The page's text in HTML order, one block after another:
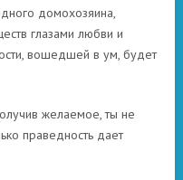
домохозяина,
глазами любви и
вошедшей в ум, будет
желаемое, ты не
праведность дает